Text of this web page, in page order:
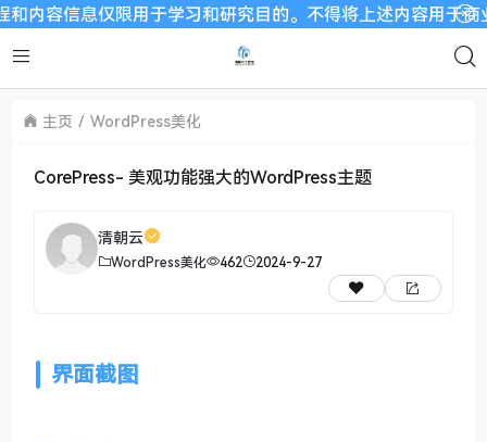
容信息仅限用于学习和研究目的。不得将上述内容用于商
主页 WordPress美化
CorePress- 美观功能强大的WordPress主题
清朝云
WordPress美化 462 2024-9-27
界面截图